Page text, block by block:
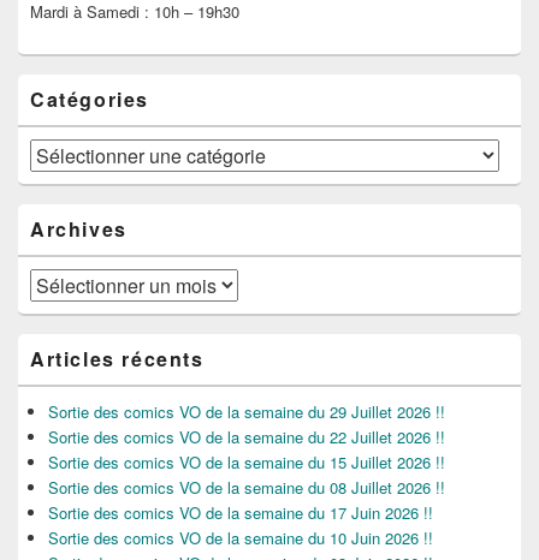
Mardi à Samedi : 10h – 19h30
Catégories
Catégories
Archives
Archives
Articles récents
Sortie des comics VO de la semaine du 29 Juillet 2026 !!
Sortie des comics VO de la semaine du 22 Juillet 2026 !!
Sortie des comics VO de la semaine du 15 Juillet 2026 !!
Sortie des comics VO de la semaine du 08 Juillet 2026 !!
Sortie des comics VO de la semaine du 17 Juin 2026 !!
Sortie des comics VO de la semaine du 10 Juin 2026 !!